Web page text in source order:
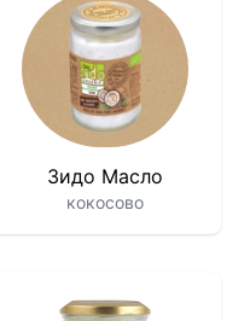
Зидо Масло
кокосово